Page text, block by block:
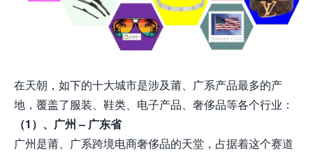
在天朝，如下的十大城市是涉及莆、广系产品最多的产
地，覆盖了服装、鞋类、电子产品、奢侈品等各个行业：
（1）、广州 – 广东省
广州是莆、广系跨境电商奢侈品的天堂，占据着这个赛道